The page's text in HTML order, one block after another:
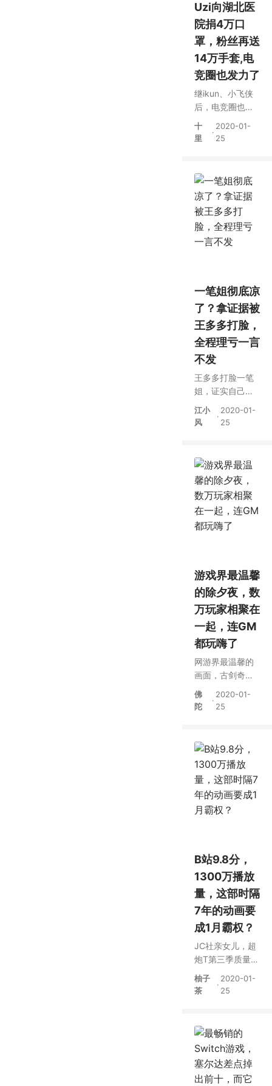
Uzi向湖北医
院捐4万口
罩，粉丝再送
14万手套,电
竞圈也发力了
继ikun、小飞侠
后，电竞圈也开
始发力，Uzi捐
4W口罩粉丝送
十
里
·
2020-01-
25
一笔姐彻底凉
了？拿证据被
王多多打脸，
全程理亏一言
不发
王多多打脸一笔
姐，证实自己没
有骚扰？观众这
下看笑了
江小
风
·
2020-01-
25
游戏界最温馨
的除夕夜，数
万玩家相聚在
一起，连GM
都玩嗨了
网游界最温馨的
画面，古剑奇谭
OL策划集体给玩
家拜年，太暖了
佛
陀
·
2020-01-
25
B站9.8分，
1300万播放
量，这部时隔
7年的动画要
成1月霸权？
JC社亲女儿，超
炮T第三季质量稳
定，收获B站观众
好评
柚子
茶
·
2020-01-
25